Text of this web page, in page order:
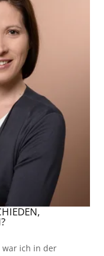
war ich in der